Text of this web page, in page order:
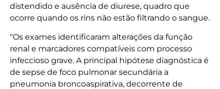
distendido e ausência de diurese, quadro que
ocorre quando os rins não estão filtrando o sangue.
“Os exames identificaram alterações da função
renal e marcadores compatíveis com processo
infeccioso grave. A principal hipótese diagnóstica é
de sepse de foco pulmonar secundária a
pneumonia broncoaspirativa, decorrente de